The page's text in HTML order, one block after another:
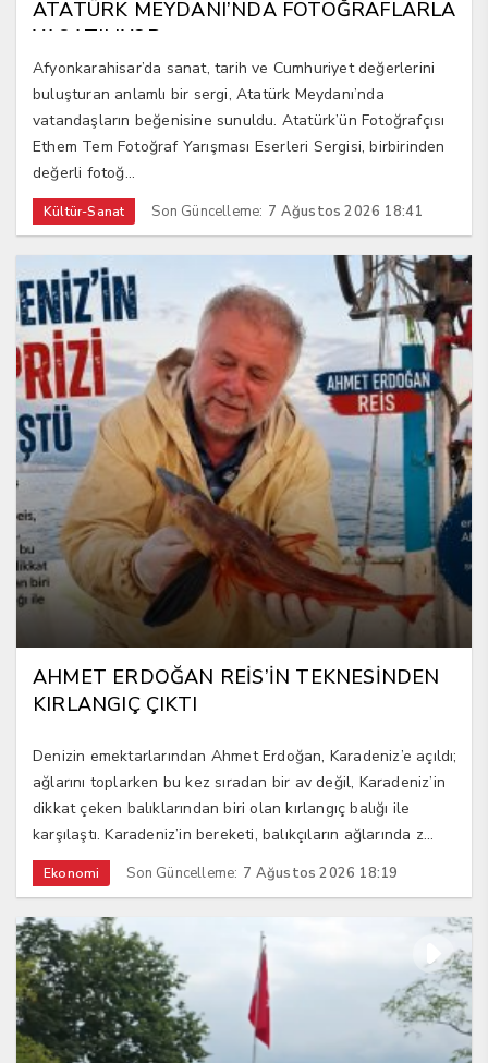
ATATÜRK MEYDANI’NDA FOTOĞRAFLARLA
YAŞATILIYOR
Afyonkarahisar’da sanat, tarih ve Cumhuriyet değerlerini
buluşturan anlamlı bir sergi, Atatürk Meydanı’nda
vatandaşların beğenisine sunuldu. Atatürk’ün Fotoğrafçısı
Ethem Tem Fotoğraf Yarışması Eserleri Sergisi, birbirinden
değerli fotoğ...
Kültür-Sanat Son Güncelleme: 7 Ağustos 2026 18:41
AHMET ERDOĞAN REİS’İN TEKNESİNDEN
KIRLANGIÇ ÇIKTI
Denizin emektarlarından Ahmet Erdoğan, Karadeniz’e açıldı;
ağlarını toplarken bu kez sıradan bir av değil, Karadeniz’in
dikkat çeken balıklarından biri olan kırlangıç balığı ile
karşılaştı. Karadeniz’in bereketi, balıkçıların ağlarında z...
Ekonomi Son Güncelleme: 7 Ağustos 2026 18:19